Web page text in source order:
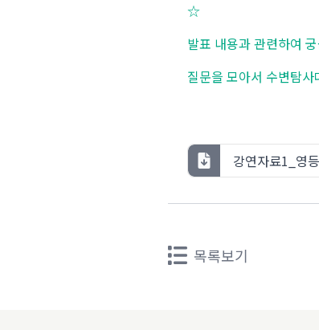
☆
발표 내용과 관련하여
질문을 모아서 수변탐
강연자료1_영
목록보기